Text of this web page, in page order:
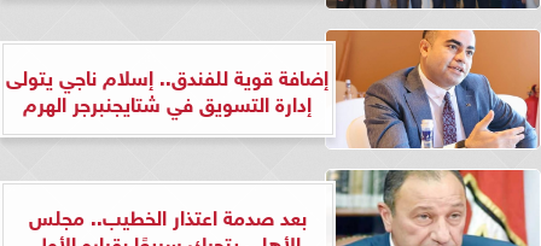
إضافة قوية للفندق.. إسلام ناجي يتولى
إدارة التسويق في شتايجنبرجر الهرم
بعد صدمة اعتذار الخطيب.. مجلس